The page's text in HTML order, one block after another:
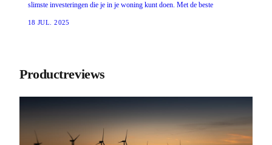
slimste investeringen die je in je woning kunt doen. Met de beste
18 JUL. 2025
Productreviews